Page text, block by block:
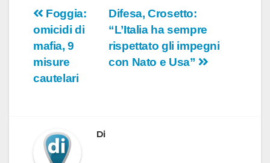
Navigazione
articoli
Difesa, Crosetto:
“L’Italia ha sempre
rispettato gli impegni
con Nato e Usa”
Foggia:
omicidi di
mafia, 9
misure
cautelari
Di